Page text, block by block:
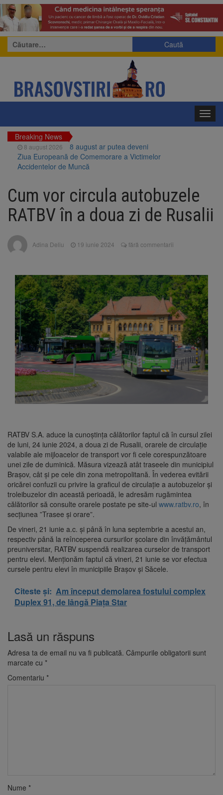
Caută
după:
Breaking News
8 august 2026
8 august ar putea deveni
Ziua Europeană de Comemorare a Victimelor
Accidentelor de Muncă
fostului complex Duplex 91, de lângă Piața
Star
8 august 2026
Ungaria renunță la apelul
pentru reducerea consumului de energie.
8 august 2026
Iluminat cere reducerea luminii pe timpul
– Poiana Brașov după un accident. Două
persoane primesc îngrijiri medicale
8 august 2026
Se schimbă examenul de
medic specialist. Subiecte unice în toată țara,
aceeași oră și același barem
Cum vor circula autobuzele
RATBV în a doua zi de Rusalii
Adina Deliu 19 iunie 2024 fără commentarii
RATBV S.A. aduce la cunoştinţa călătorilor faptul că în cursul zilei
de luni, 24 iunie 2024, a doua zi de Rusalii, orarele de circulaţie
valabile ale mijloacelor de transport vor fi cele corespunzătoare
unei zile de duminică. Măsura vizează atât traseele din municipiul
Brașov, cât și pe cele din zona metropolitană. În vederea evitării
oricărei confuzii cu privire la graficul de circulație a autobuzelor și
troleibuzelor din această perioadă, le adresăm rugămintea
călătorilor să consulte orarele postate pe site-ul www.ratbv.ro, în
secțiunea ”Trasee și orare”.
De vineri, 21 iunie a.c. și până în luna septembrie a acestui an,
respectiv până la reînceperea cursurilor școlare din învățământul
preuniversitar, RATBV suspendă realizarea curselor de transport
pentru elevi. Menționăm faptul că vineri, 21 iunie se vor efectua
cursele pentru elevi în municipiile Brașov și Săcele.
Citeste și: Am început demolarea fostului complex
Duplex 91, de lângă Piața Star
Lasă un răspuns
Adresa ta de email nu va fi publicată. Câmpurile obligatorii sunt
marcate cu *
Comentariu *
Nume *